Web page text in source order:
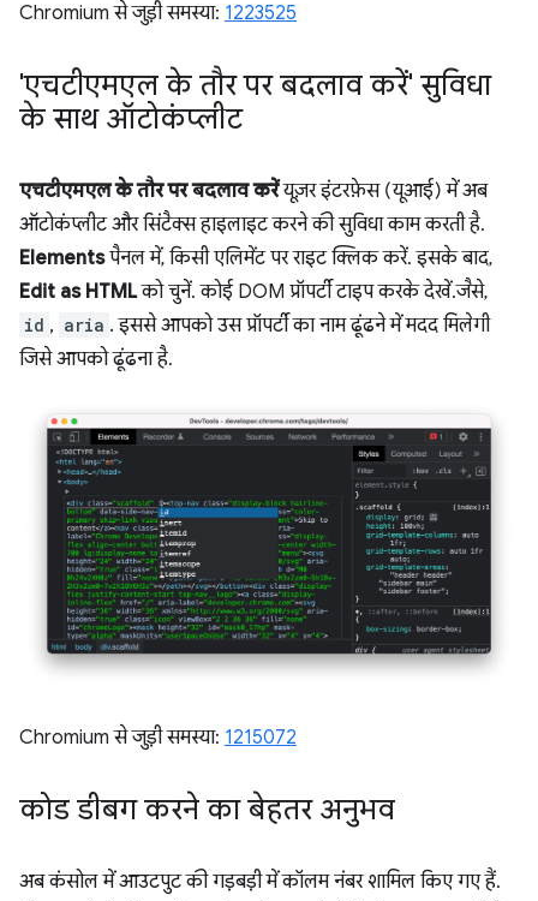
Chromium से जुड़ी समस्या: 1223525
'एचटीएमएल के तौर पर बदलाव करें' सुविधा
के साथ ऑटोकंप्लीट
एचटीएमएल के तौर पर बदलाव करेंयूज़र इंटरफ़ेस (यूआई) में अब
ऑटोकंप्लीट और सिंटैक्स हाइलाइट करने की सुविधा काम करती है.
Elementsपैनल में, किसी एलिमेंट पर राइट क्लिक करें. इसके बाद,
Edit as HTMLको चुनें. कोई DOM प्रॉपर्टी टाइप करके देखें.जैसे,
id , aria . इससे आपको उस प्रॉपर्टी का नाम ढूंढने में मदद मिलेगी
जिसे आपको ढूंढना है.
Chromium से जुड़ी समस्या: 1215072
कोड डीबग करने का बेहतर अनुभव
अब कंसोल में आउटपुट की गड़बड़ी में कॉलम नंबर शामिल किए गए हैं.